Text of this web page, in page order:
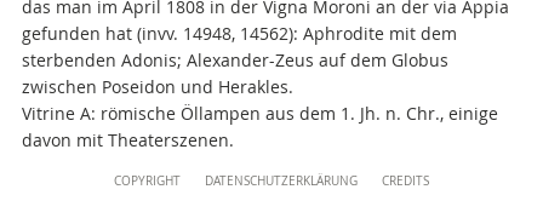
das man im April 1808 in der Vigna Moroni an der via Appia
gefunden hat (invv. 14948, 14562): Aphrodite mit dem
sterbenden Adonis; Alexander-Zeus auf dem Globus
zwischen Poseidon und Herakles.
Vitrine A: römische Öllampen aus dem 1. Jh. n. Chr., einige
davon mit Theaterszenen.
COPYRIGHT DATENSCHUTZERKLÄRUNG CREDITS